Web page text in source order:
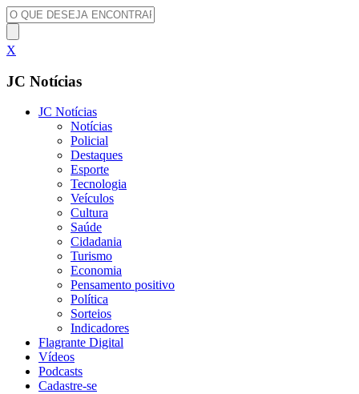
X
JC Notícias
JC Notícias
Notícias
Policial
Destaques
Esporte
Tecnologia
Veículos
Cultura
Saúde
Cidadania
Turismo
Economia
Pensamento positivo
Política
Sorteios
Indicadores
Flagrante Digital
Vídeos
Podcasts
Cadastre-se